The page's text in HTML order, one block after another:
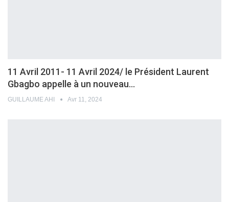
11 Avril 2011- 11 Avril 2024/ le Président Laurent
Gbagbo appelle à un nouveau…
GUILLAUME AHI Avr 11, 2024